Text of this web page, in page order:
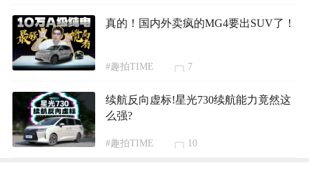
真的！国内外卖疯的MG4要出SUV了！
#趣拍TIME 7
续航反向虚标!星光730续航能力竟然这
么强?
#趣拍TIME 10